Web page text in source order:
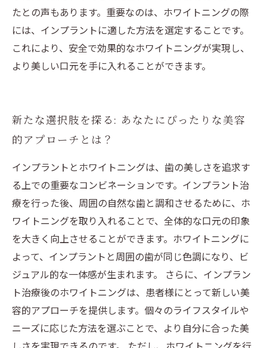
たとの声もあります。重要なのは、ホワイトニングの際
には、インプラントに適した方法を選定することです。
これにより、安全で効果的なホワイトニングが実現し、
より美しい口元を手に入れることができます。
新たな選択肢を探る: あなたにぴったりな美容
的アプローチとは？
インプラントとホワイトニングは、歯の美しさを追求す
る上での重要なコンビネーションです。インプラント治
療を行った後、周囲の自然な歯と調和させるために、ホ
ワイトニングを取り入れることで、全体的な口元の印象
を大きく向上させることができます。ホワイトニングに
よって、インプラントと周囲の歯が同じ色調になり、ビ
ジュアル的な一体感が生まれます。 さらに、インプラン
ト治療後のホワイトニングは、患者様にとって新しい美
容的アプローチを提供します。個々のライフスタイルや
ニーズに応じた方法を選ぶことで、より自分に合った美